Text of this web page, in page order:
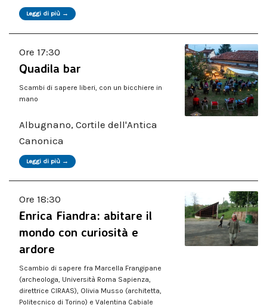
Leggi di più →
Ore 17:30
Quadila bar
Scambi di sapere liberi, con un bicchiere in
mano
Albugnano, Cortile dell'Antica
Canonica
Leggi di più →
Ore 18:30
Enrica Fiandra: abitare il
mondo con curiosità e
ardore
Scambio di sapere fra Marcella Frangipane
(archeologa, Università Roma Sapienza,
direttrice CIRAAS), Olivia Musso (architetta,
Politecnico di Torino) e Valentina Cabiale